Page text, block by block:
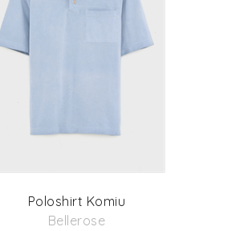
Poloshirt Komiu
Bellerose